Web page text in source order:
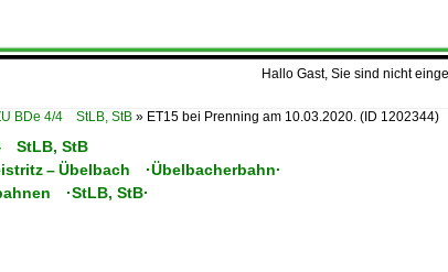
Hallo Gast, Sie sind nicht
BDe 4/4 StLB, StB » ET15 bei Prenning am 10.03.2020. (ID 1202344)
StLB, StB
– Übelbach ·Übelbacherbahn·
·StLB, StB·